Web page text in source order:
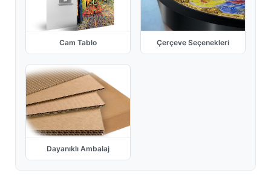
Cam Tablo Çerçeve Seçenekleri
Dayanıklı Ambalaj